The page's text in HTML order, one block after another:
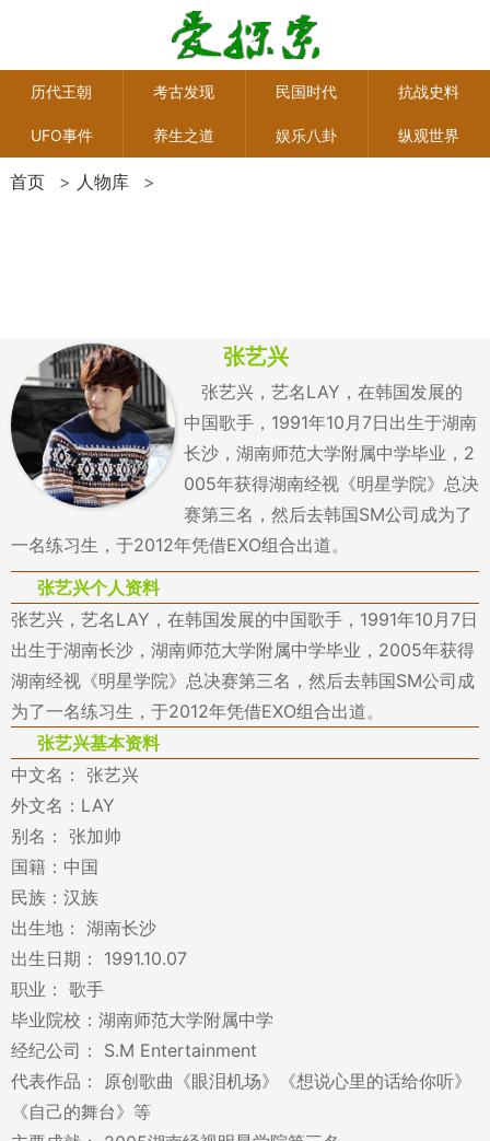
历代王朝 考古发现 民国时代 抗战史料
UFO事件 养生之道 娱乐八卦 纵观世界
首页 > 人物库 >
张艺兴
张艺兴，艺名LAY，在韩国发展的
中国歌手，1991年10月7日出生于湖南
长沙，湖南师范大学附属中学毕业，2
005年获得湖南经视《明星学院》总决
赛第三名，然后去韩国SM公司成为了
一名练习生，于2012年凭借EXO组合出道。
张艺兴个人资料
张艺兴，艺名LAY，在韩国发展的中国歌手，1991年10月7日
出生于湖南长沙，湖南师范大学附属中学毕业，2005年获得
湖南经视《明星学院》总决赛第三名，然后去韩国SM公司成
为了一名练习生，于2012年凭借EXO组合出道。
张艺兴基本资料
中文名： 张艺兴
外文名：LAY
别名： 张加帅
国籍：中国
民族：汉族
出生地： 湖南长沙
出生日期： 1991.10.07
职业： 歌手
毕业院校：湖南师范大学附属中学
经纪公司： S.M Entertainment
代表作品： 原创歌曲《眼泪机场》《想说心里的话给你听》
《自己的舞台》等